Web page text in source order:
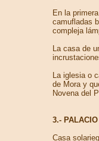
En la
camufladas
compleja
La casa de
La iglesia o
de Mora y
Novena del
3.-
Casa